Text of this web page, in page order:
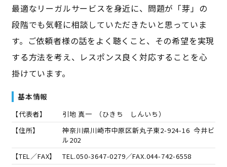
最適なリーガルサービスを身近に、問題が「芽」の
段階でも気軽に相談していただきたいと思っていま
す。ご依頼者様の話をよく聴くこと、その希望を実現
する方法を考え、レスポンス良く対応することを心
掛けています。
基本情報
【代表者】 引地 真一 （ひきち しんいち）
【住所】
神奈川県川崎市中原区新丸子東2-924-16 今井ビ
ル202
【TEL／FAX】
TEL.050-3647-0279／FAX.044-742-6558